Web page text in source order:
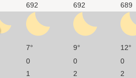
692 692 689
7° 9° 12°
0 0 0
1 2 2